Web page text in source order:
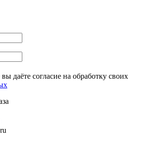
даёте согласие на обработку своих